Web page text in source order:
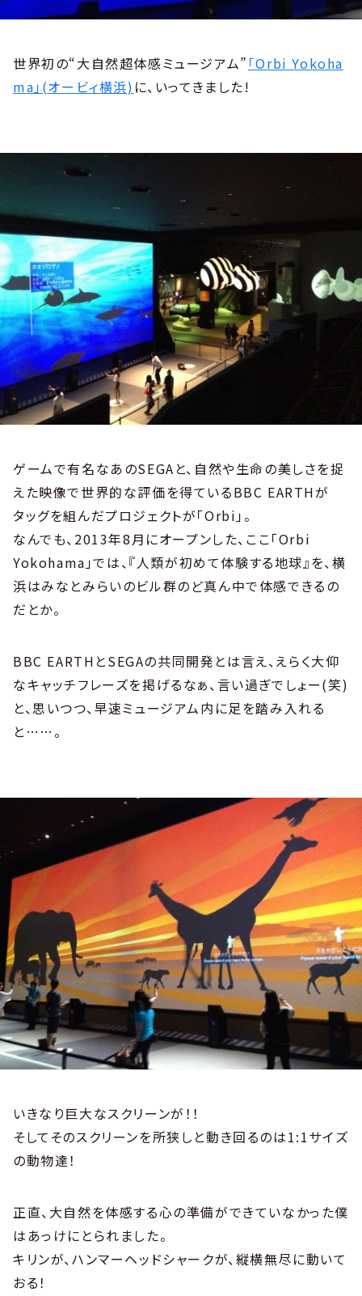
世界初の“大自然超体感ミュージアム” 「Orbi Yokoha
ma」(オービィ横浜) に、いってきました!
ゲームで有名なあのSEGAと、自然や生命の美しさを捉
えた映像で世界的な評価を得ているBBC EARTHが
タッグを組んだプロジェクトが「Orbi」。
なんでも、2013年8月にオープンした、ここ「Orbi
Yokohama」では、『人類が初めて体験する地球』を、横
浜はみなとみらいのビル群のど真ん中で体感できるの
だとか。
BBC EARTHとSEGAの共同開発とは言え、えらく大仰
なキャッチフレーズを掲げるなぁ、言い過ぎでしょー(笑)
と、思いつつ、早速ミュージアム内に足を踏み入れる
と……。
いきなり巨大なスクリーンが！！
そしてそのスクリーンを所狭しと動き回るのは1:1サイズ
の動物達！
正直、大自然を体感する心の準備ができていなかった僕
はあっけにとられました。
キリンが、ハンマーヘッドシャークが、縦横無尽に動いて
おる！